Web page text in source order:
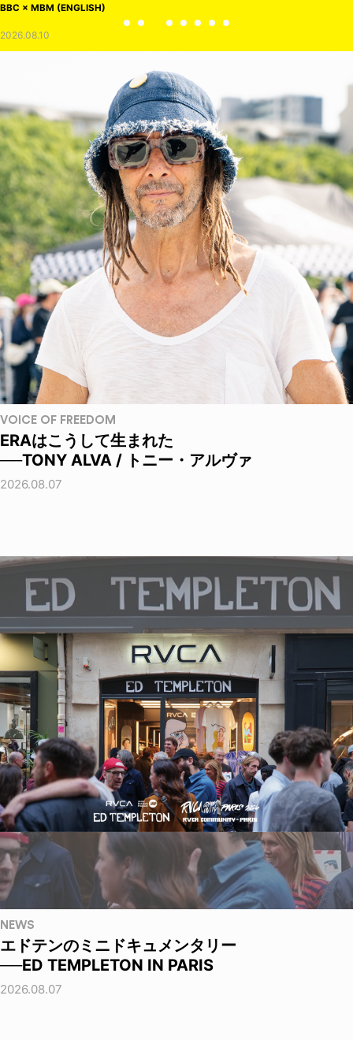
BBC × MBM (ENGLISH)
2026.08.10
VOICE OF FREEDOM
ERAはこうして生まれた
──TONY ALVA / トニー・アルヴァ
2026.08.07
NEWS
エドテンのミニドキュメンタリー
──ED TEMPLETON IN PARIS
2026.08.07